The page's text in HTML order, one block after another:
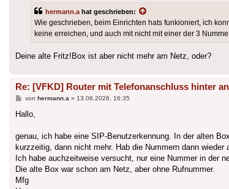
hermann.a hat geschrieben:
Wie geschrieben, beim Einrichten hats funkioniert, ich
keine erreichen, und auch mit nicht mit einer der 3
Deine alte Fritz!Box ist aber nicht mehr am Netz, oder?
Re: [VFKD] Router mit Telefonanschluss hinter
Beitrag
von hermann.a » 13.06.2026, 16:35
Hallo,
genau, ich habe eine SIP-Benutzerkennung. In der alten
kurzzeitig, dann nicht mehr. Hab die Nummern dann
Ich habe auchzeitweise versucht, nur eine Nummer in der
Die alte Box war schon am Netz, aber ohne Rufnummer.
Mfg